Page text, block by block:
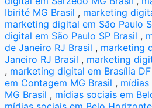
Ibirité MG Brasil , marketing
marketing digital em São Paulo
digital em São Paulo SP Brasil ,
de Janeiro RJ Brasil , marketing
Janeiro RJ Brasil , marketing
, marketing digital em Brasília
em Contagem MG Brasil ,
MG Brasil , mídias sociais em